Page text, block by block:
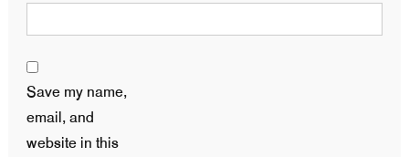
Save my name,
email, and
website in this